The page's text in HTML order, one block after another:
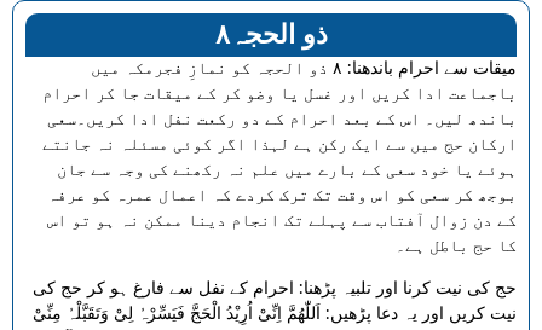
۸ذو الحجہ
میقات سے احرام باندھنا: ۸ ذو الحجہ کو نمازِ فجرمکہ میں
باجماعت ادا کریں اور غسل یا وضو کر کے میقات جا کر احرام
باندھ لیں۔ اس کے بعد احرام کے دو رکعت نفل ادا کریں۔سعی
ارکان حج میں سے ایک رکن ہے لہذا اگر کوئی مسئلہ نہ جانتے
ہوئے یا خود سعی کے بارے میں علم نہ رکھنے کی وجہ سے جان
بوجھ کر سعی کو اس وقت تک ترک کردے کہ اعمال عمرہ کو عرفہ
کے دن زوال آفتاب سے پہلے تک انجام دینا ممکن نہ ہو تو اس
کا حج باطل ہے۔
حج کی نیت کرنا اور تلبیہ پڑھنا: احرام کے نفل سے فارغ ہو کر حج کی
نیت کریں اور یہ دعا پڑھیں: اَللّٰھُمَّ اِنِّیْ اُرِیْدُ الْحَجَّ فَیَسِّرْہُ لِیْ وَتَقَبَّلْہُ مِنِّیْ